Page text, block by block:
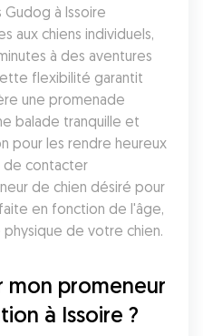
à Issoire
aux chiens individuels,
à des aventures
flexibilité garantit
une promenade
balade tranquille et
pour les rendre heureux
de contacter
de chien désiré pour
en fonction de l'âge,
de votre chien.
mon promeneur
à Issoire ?